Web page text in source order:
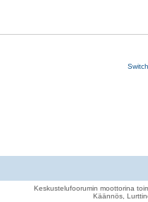
Keskustelufoorumin moottorina
Käännös,